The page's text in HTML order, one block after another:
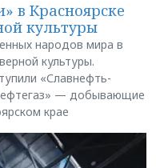
в Красноярске
культуры
народов мира в
культуры.
«Славнефть-
— добывающие
крае